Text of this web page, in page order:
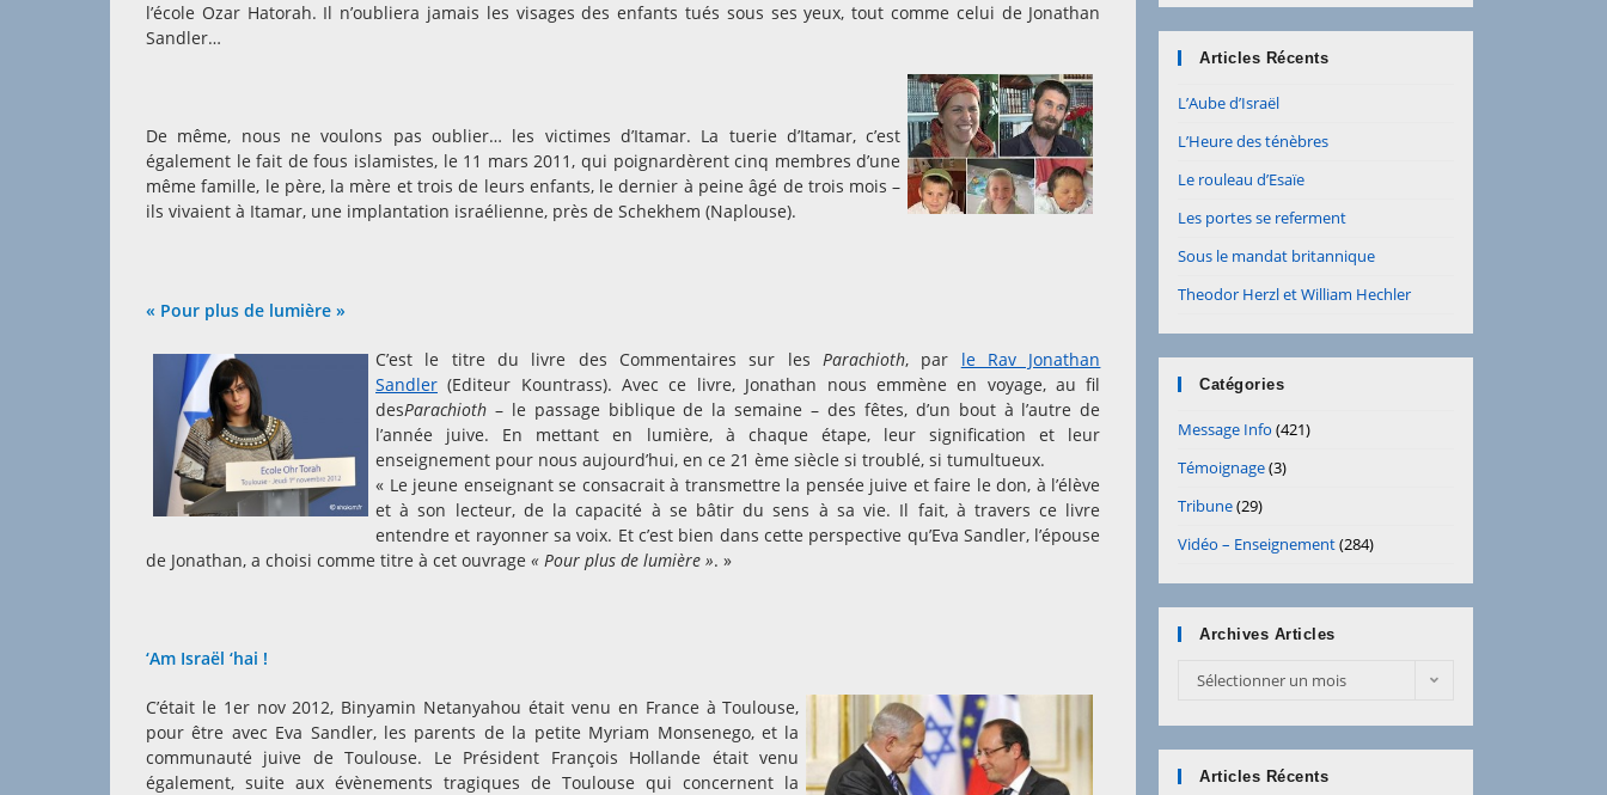
l’école Ozar Hatorah. Il n’oubliera jamais les visages des enfants tués sous ses yeux, tout comme celui de Jonathan
Sandler…
De même, nous ne voulons pas oublier… les victimes d’Itamar. La tuerie d’Itamar, c’est
également le fait de fous islamistes, le 11 mars 2011, qui poignardèrent cinq membres d’une
même famille, le père, la mère et trois de leurs enfants, le dernier à peine âgé de trois mois –
ils vivaient à Itamar, une implantation israélienne, près de Schekhem (Naplouse).
« Pour plus de lumière »
C’est le titre du livre des Commentaires sur lesParachioth, par le Rav Jonathan
Sandler (Editeur Kountrass). Avec ce livre, Jonathan nous emmène en voyage, au fil
desParachioth – le passage biblique de la semaine – des fêtes, d’un bout à l’autre de
l’année juive. En mettant en lumière, à chaque étape, leur signification et leur
enseignement pour nous aujourd’hui, en ce 21 ème siècle si troublé, si tumultueux.
« Le jeune enseignant se consacrait à transmettre la pensée juive et faire le don, à l’élève
et à son lecteur, de la capacité à se bâtir du sens à sa vie. Il fait, à travers ce livre
entendre et rayonner sa voix. Et c’est bien dans cette perspective qu’Eva Sandler, l’épouse
de Jonathan, a choisi comme titre à cet ouvrage « Pour plus de lumière ». »
‘Am Israël ‘hai !
C’était le 1er nov 2012, Binyamin Netanyahou était venu en France à Toulouse,
pour être avec Eva Sandler, les parents de la petite Myriam Monsenego, et la
communauté juive de Toulouse. Le Président François Hollande était venu
également, suite aux évènements tragiques de Toulouse qui concernent la
Articles Récents
L’Aube d’Israël
L’Heure des ténèbres
Le rouleau d’Esaïe
Les portes se referment
Sous le mandat britannique
Theodor Herzl et William Hechler
Catégories
Message Info (421)
Témoignage(3)
Tribune(29)
Vidéo – Enseignement(284)
Archives Articles
Archives
Sélectionner un mois
Articles Récents